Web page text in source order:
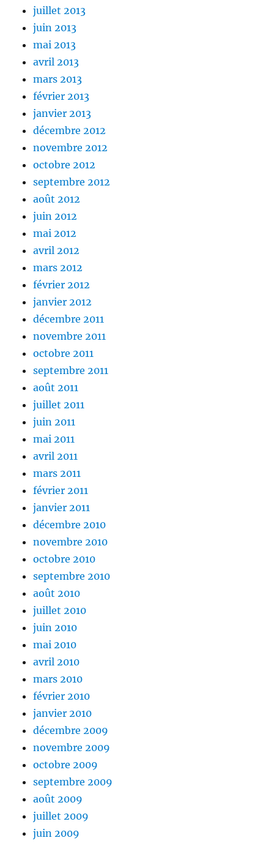
juillet 2013
juin 2013
mai 2013
avril 2013
mars 2013
février 2013
janvier 2013
décembre 2012
novembre 2012
octobre 2012
septembre 2012
août 2012
juin 2012
mai 2012
avril 2012
mars 2012
février 2012
janvier 2012
décembre 2011
novembre 2011
octobre 2011
septembre 2011
août 2011
juillet 2011
juin 2011
mai 2011
avril 2011
mars 2011
février 2011
janvier 2011
décembre 2010
novembre 2010
octobre 2010
septembre 2010
août 2010
juillet 2010
juin 2010
mai 2010
avril 2010
mars 2010
février 2010
janvier 2010
décembre 2009
novembre 2009
octobre 2009
septembre 2009
août 2009
juillet 2009
juin 2009